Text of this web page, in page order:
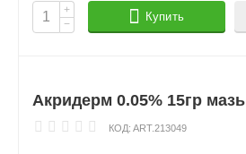
+
−
Купить
Акридерм 0.05% 15гр мазь
КОД: ART.213049